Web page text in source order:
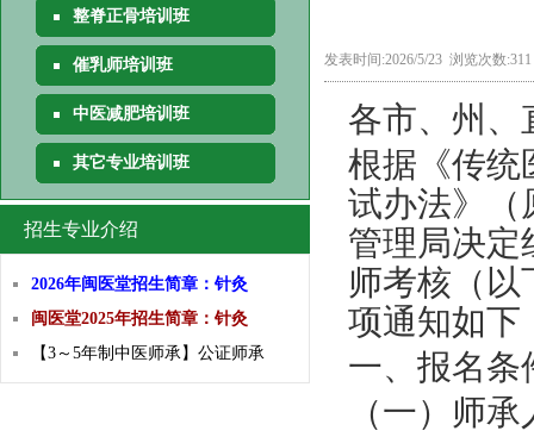
整脊正骨培训班
催乳师培训班
中医减肥培训班
其它专业培训班
招生专业介绍
2026年闽医堂招生简章：针灸
闽医堂2025年招生简章：针灸
【3～5年制中医师承】公证师承
发表时间:2026/5/23 浏览次数
各市、 州 、
根据《传统
试办法》 （
管理局决定
师考核 （ 以
项通知如下
一、报名条
（一）师